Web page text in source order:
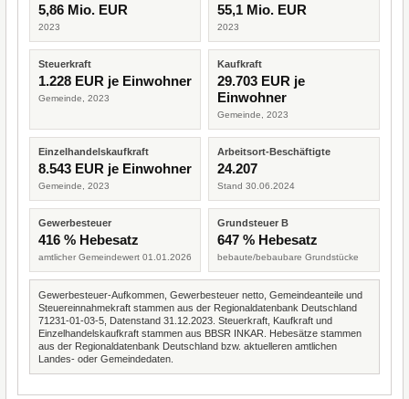
5,86 Mio. EUR
2023
55,1 Mio. EUR
2023
Steuerkraft
1.228 EUR je Einwohner
Gemeinde, 2023
Kaufkraft
29.703 EUR je
Einwohner
Gemeinde, 2023
Einzelhandelskaufkraft
8.543 EUR je Einwohner
Gemeinde, 2023
Arbeitsort-Beschäftigte
24.207
Stand 30.06.2024
Gewerbesteuer
416 % Hebesatz
amtlicher Gemeindewert 01.01.2026
Grundsteuer B
647 % Hebesatz
bebaute/bebaubare Grundstücke
Gewerbesteuer-Aufkommen, Gewerbesteuer netto, Gemeindeanteile und
Steuereinnahmekraft stammen aus der Regionaldatenbank Deutschland
71231-01-03-5, Datenstand 31.12.2023. Steuerkraft, Kaufkraft und
Einzelhandelskaufkraft stammen aus BBSR INKAR. Hebesätze stammen
aus der Regionaldatenbank Deutschland bzw. aktuelleren amtlichen
Landes- oder Gemeindedaten.